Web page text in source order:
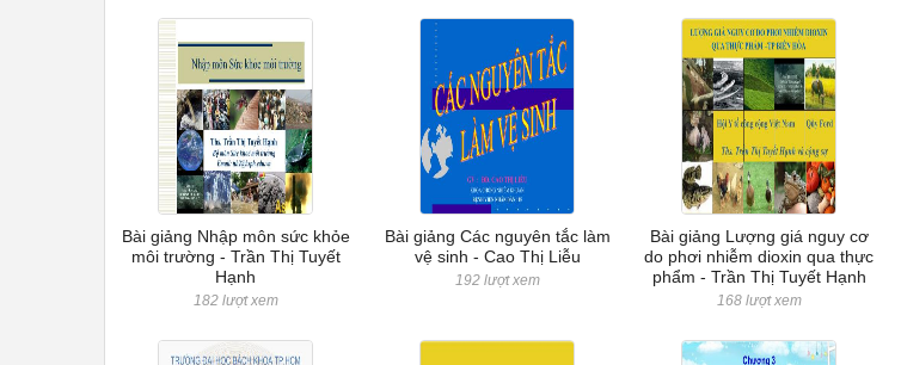
Bài giảng Nhập môn sức khỏe
môi trường - Trần Thị Tuyết
Hạnh
182 lượt xem
Bài giảng Các nguyên tắc làm
vệ sinh - Cao Thị Liễu
192 lượt xem
Bài giảng Lượng giá nguy cơ
do phơi nhiễm dioxin qua thực
phẩm - Trần Thị Tuyết Hạnh
168 lượt xem